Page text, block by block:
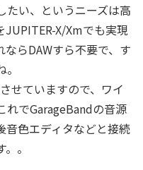
たい、というニーズは高
X/Xmでも実現
らDAWすら不要で、す
せていますので、ワイ
れでGarageBandの音源
音色エディタなどと接続
。